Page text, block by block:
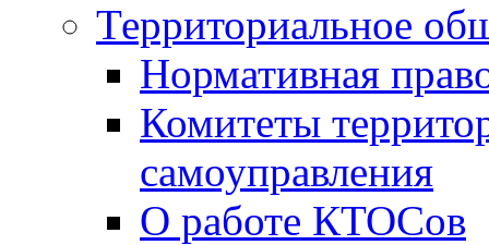
Территориальное
Нормативная
Комитеты
самоуправления
О работе КТОСов